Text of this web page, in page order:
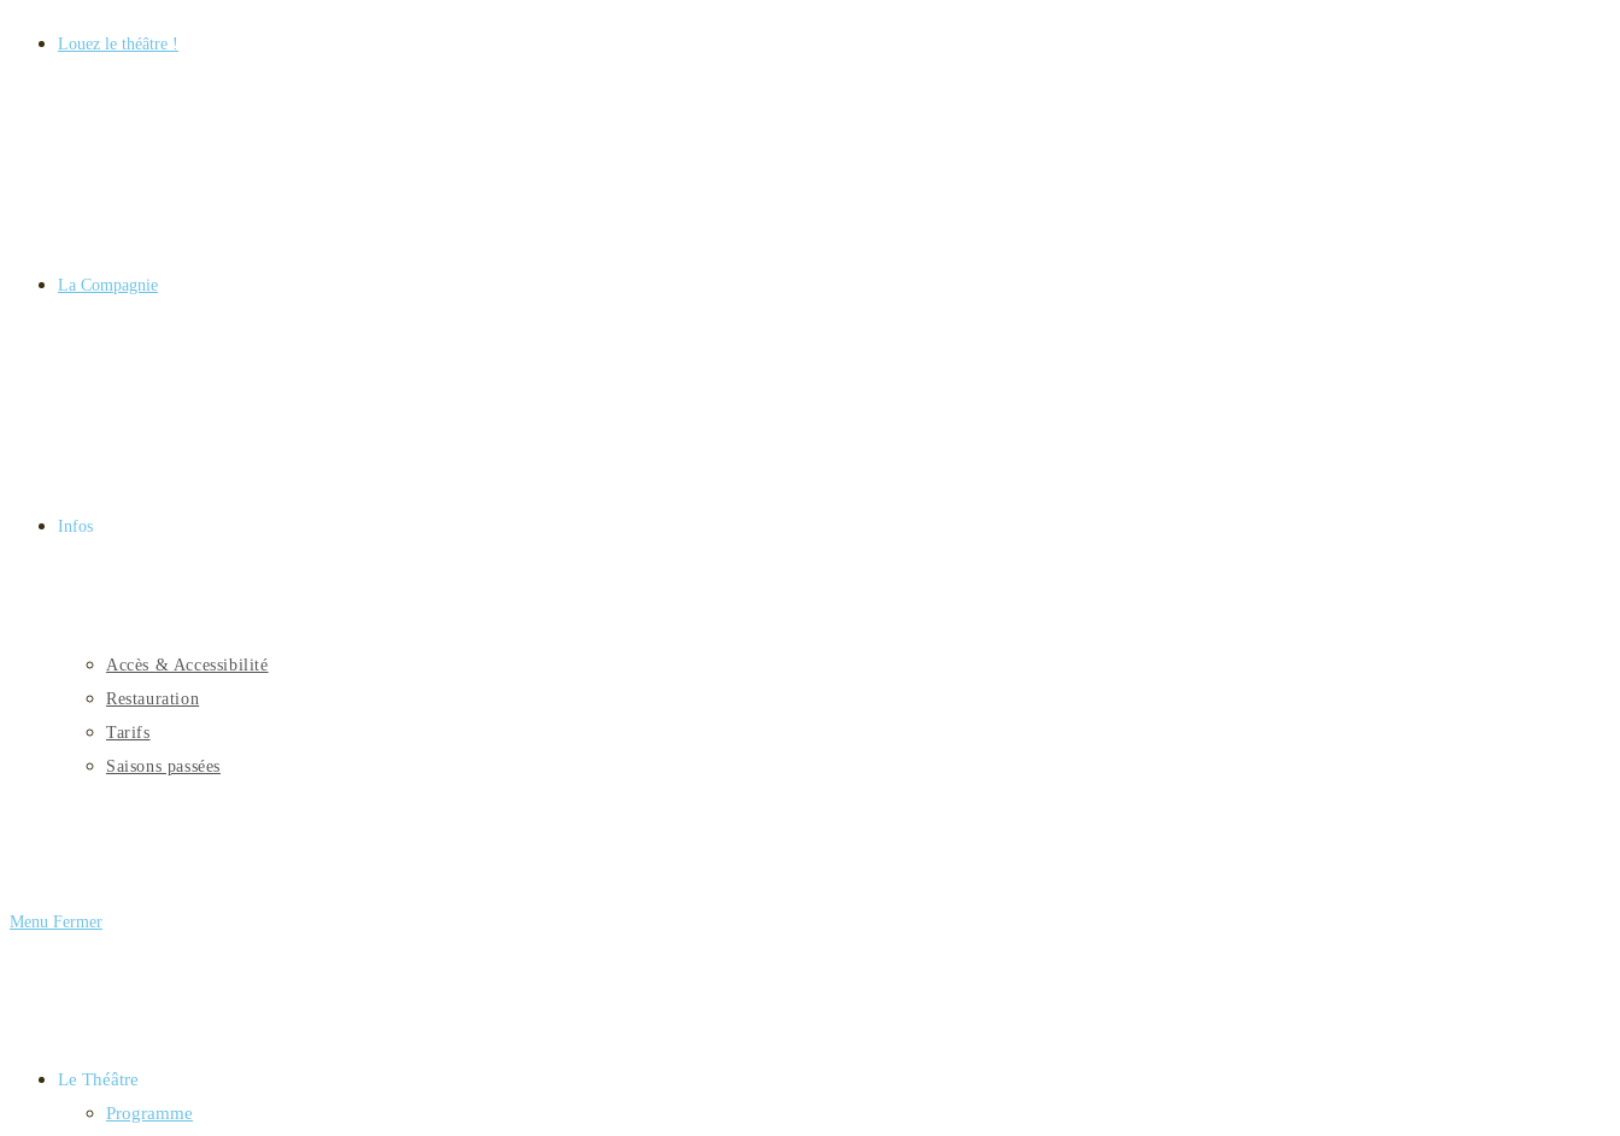
Louez le théâtre !
La Compagnie
Infos
Accès & Accessibilité
Restauration
Tarifs
Saisons passées
Menu Fermer
Le Théâtre
Programme